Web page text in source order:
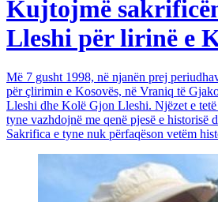
Kujtojmë
Lleshi për lirinë e
Më 7 gusht 1998, në njanën prej
për çlirimin e Kosovës, në Vraniq të
Lleshi dhe Kolë Gjon Lleshi. Njëzet e
tyne vazhdojnë me qenë pjesë e historisë
Sakrifica e tyne nuk përfaqëson vetëm